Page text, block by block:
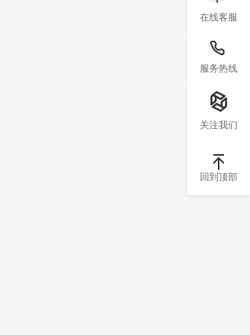
在线客服
服务热线
关注我们
回到顶部